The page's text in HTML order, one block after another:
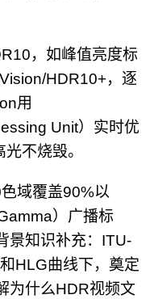
，如峰值亮度标
HDR10+，逐
用
Unit）实时优
不烧毁。
域覆盖90%以
）广播标
景知识补充：ITU-
HLG曲线下，奠定
为什么HDR视频文